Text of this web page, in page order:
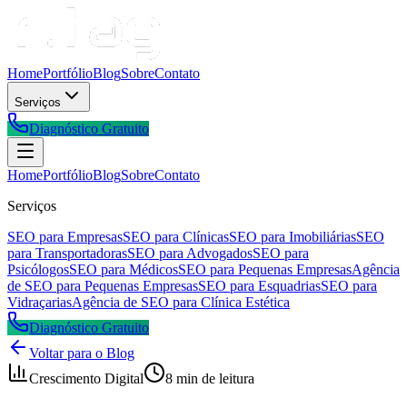
HomePortfólioBlogSobreContato
Serviços
Diagnóstico Gratuito
HomePortfólioBlogSobreContato
Serviços
SEO para EmpresasSEO para ClínicasSEO para ImobiliáriasSEO
para TransportadorasSEO para AdvogadosSEO para
PsicólogosSEO para MédicosSEO para Pequenas EmpresasAgência
de SEO para Pequenas EmpresasSEO para EsquadriasSEO para
VidraçariasAgência de SEO para Clínica Estética
Diagnóstico Gratuito
Voltar para o Blog
Crescimento Digital
8 min de leitura